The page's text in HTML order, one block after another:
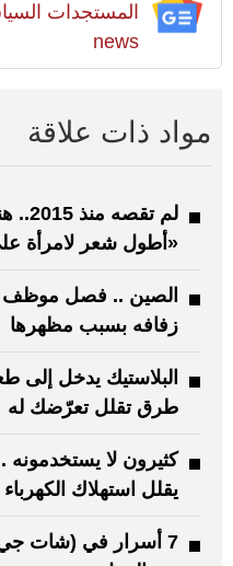
news
مواد ذات علاقة
لم
«أطول شعر لامرأة
الصين .. فصل موظف
زفافه بسبب مظهرها
طرق تقلل تعرّضك له
كثيرون لا
يقلل استهلاك الكهرباء
7 أسرار في (شات